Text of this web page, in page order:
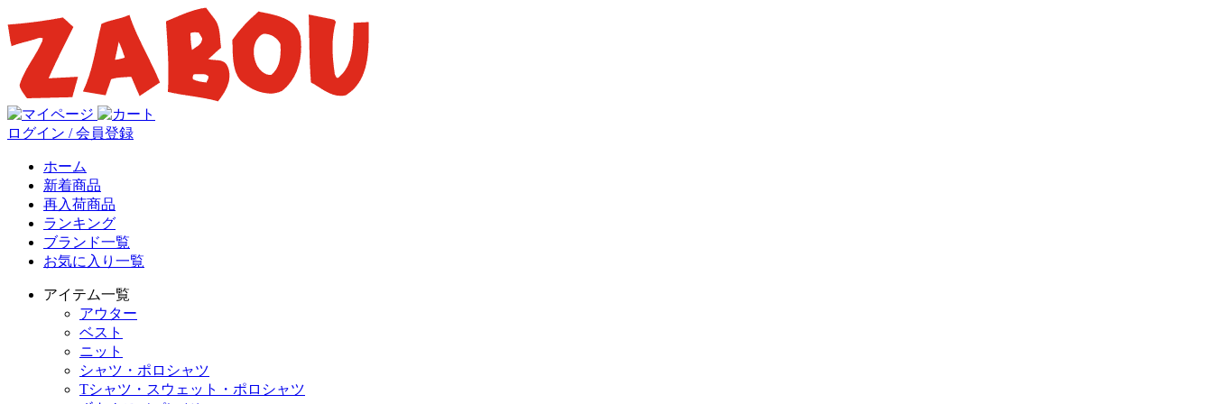
ログイン / 会員登録
ホーム
新着商品
再入荷商品
ランキング
ブランド一覧
お気に入り一覧
アイテム一覧
アウター
ベスト
ニット
シャツ・ポロシャツ
Tシャツ・スウェット・ポロシャツ